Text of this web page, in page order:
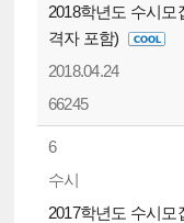
2018학년도 수시
격자 포함)
2018.04.24
66245
6
수시
2017학년도 수시